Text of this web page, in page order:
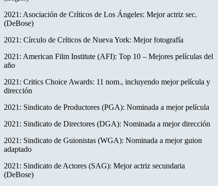
2021: Asociación de Críticos de Los Ángeles: Mejor actriz sec.
(DeBose)
2021: Círculo de Críticos de Nueva York: Mejor fotografía
2021: American Film Institute (AFI): Top 10 – Mejores películas del
año
2021: Critics Choice Awards: 11 nom., incluyendo mejor película y
dirección
2021: Sindicato de Productores (PGA): Nominada a mejor película
2021: Sindicato de Directores (DGA): Nominada a mejor dirección
2021: Sindicato de Guionistas (WGA): Nominada a mejor guion
adaptado
2021: Sindicato de Actores (SAG): Mejor actriz secundaria
(DeBose)